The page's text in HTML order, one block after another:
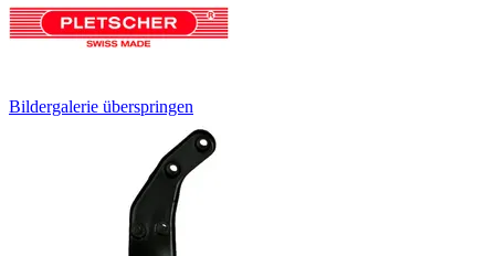
Bildergalerie überspringen